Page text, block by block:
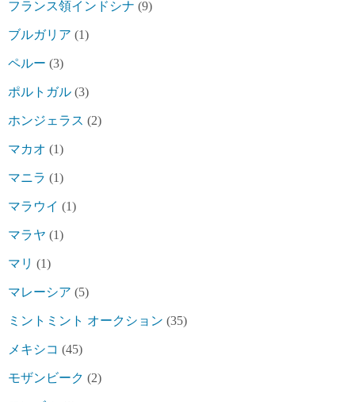
フランス領インドシナ (9)
ブルガリア (1)
ペルー (3)
ポルトガル (3)
ホンジェラス (2)
マカオ (1)
マニラ (1)
マラウイ (1)
マラヤ (1)
マリ (1)
マレーシア (5)
ミントミント オークション (35)
メキシコ (45)
モザンビーク (2)